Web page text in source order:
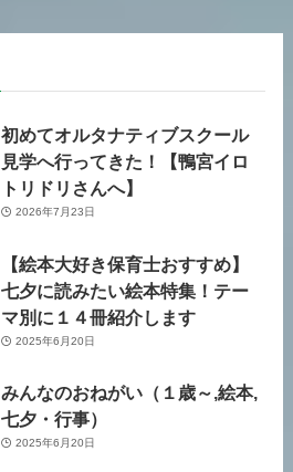
初めてオルタナティブスクール
見学へ行ってきた！【鴨宮イロ
トリドリさんへ】
2026年7月23日
【絵本大好き保育士おすすめ】
七夕に読みたい絵本特集！テー
マ別に１４冊紹介します
2025年6月20日
みんなのおねがい（１歳～,絵本,
七夕・行事）
2025年6月20日